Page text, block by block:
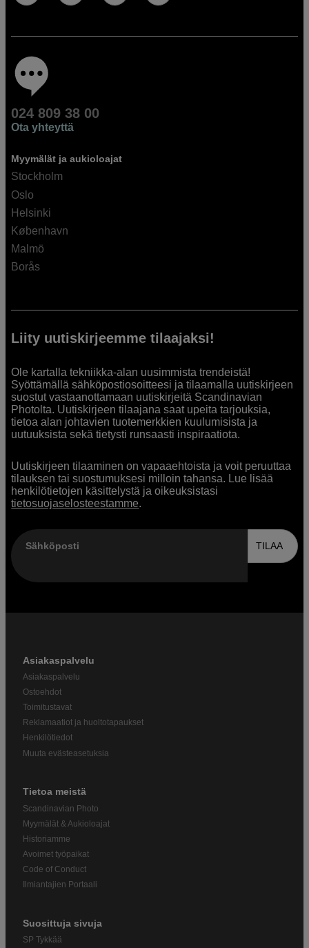
024 809 38 00
Ota yhteyttä
Myymälät ja aukioloajat
Stockholm
Oslo
Helsinki
København
Malmö
Borås
Liity uutiskirjeemme tilaajaksi!
Ole kartalla tekniikka-alan uusimmista trendeistä!
Syöttämällä sähköpostiosoitteesi ja tilaamalla uutiskirjeen
suostut vastaanottamaan uutiskirjeitä Scandinavian
Photolta. Uutiskirjeen tilaajana saat upeita tarjouksia,
tietoa alan johtavien tuotemerkkien kuulumisista ja
uutuuksista sekä tietysti runsaasti inspiraatiota.
Uutiskirjeen tilaaminen on vapaaehtoista ja voit peruuttaa
tilauksen tai suostumuksesi milloin tahansa. Lue lisää
henkilötietojen käsittelystä ja oikeuksistasi
tietosuojaselosteestamme.
Sähköposti TILAA
Asiakaspalvelu
Asiakaspalvelu
Ostoehdot
Toimitustavat
Reklamaatiot ja huoltotapaukset
Henkilötiedot
Muuta evästeasetuksia
Tietoa meistä
Scandinavian Photo
Myymälät & Aukioloajat
Historiamme
Avoimet työpaikat
Code of Conduct
Ilmiantajien Portaali
Suosittuja sivuja
SP Tykkää